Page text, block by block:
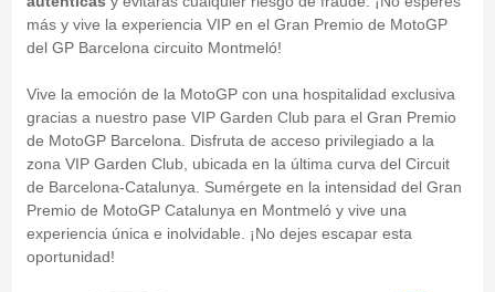
más y vive la experiencia VIP en el Gran Premio de MotoGP
del GP Barcelona circuito Montmeló!
Vive la emoción de la MotoGP con una hospitalidad exclusiva
gracias a nuestro pase VIP Garden Club para el Gran Premio
de MotoGP Barcelona. Disfruta de acceso privilegiado a la
zona VIP Garden Club, ubicada en la última curva del Circuit
de Barcelona-Catalunya. Sumérgete en la intensidad del Gran
Premio de MotoGP Catalunya en Montmeló y vive una
experiencia única e inolvidable. ¡No dejes escapar esta
oportunidad!